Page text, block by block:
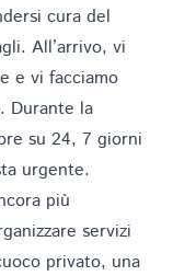
cura del
All’arrivo, vi
e vi facciamo
Durante la
su 24, 7 giorni
urgente.
più
servizi
privato, una